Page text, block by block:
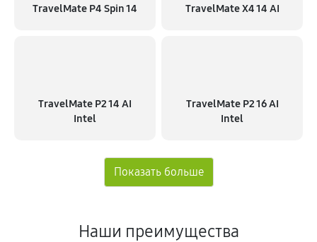
TravelMate P4 Spin 14 TravelMate X4 14 AI
TravelMate P2 14 AI
Intel
TravelMate P2 16 AI
Intel
Наши преимущества